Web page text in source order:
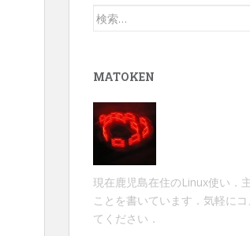
検
MATOKEN
現在鹿児島在住のLinux使い．
ことを書いています．気軽に
てください．